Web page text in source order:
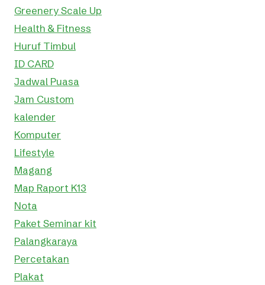
Greenery Scale Up
Health & Fitness
Huruf Timbul
ID CARD
Jadwal Puasa
Jam Custom
kalender
Komputer
Lifestyle
Magang
Map Raport K13
Nota
Paket Seminar kit
Palangkaraya
Percetakan
Plakat